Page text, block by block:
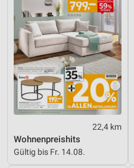
22,4 km
Wohnenpreishits
Gültig bis Fr. 14.08.
Werbung